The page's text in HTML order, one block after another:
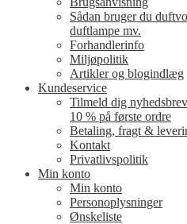
Sådan bruger du
duftlampe mv.
Forhandlerinfo
Miljøpolitik
Artikler og blogindlæg
Kundeservice
Tilmeld dig
10 % på første ordre
Betaling, fragt &
Kontakt
Privatlivspolitik
Min konto
Min konto
Personoplysninger
Ønskeliste